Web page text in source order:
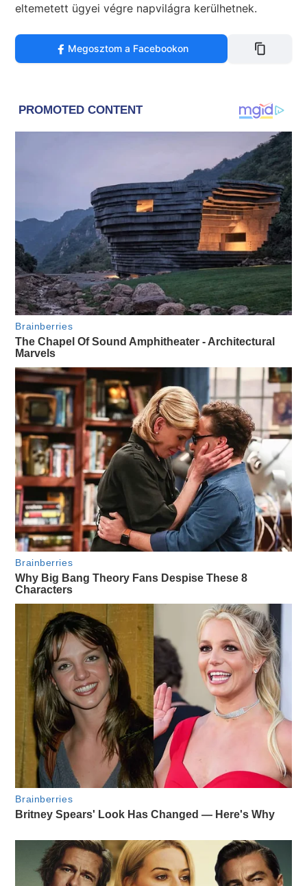
eltemetett ügyei végre napvilágra kerülhetnek.
Megosztom a Facebookon